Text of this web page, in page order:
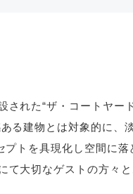
れた“ザ・コートヤー
る建物とは対象的に、
トを具現化し空間に
て大切なゲストの方々